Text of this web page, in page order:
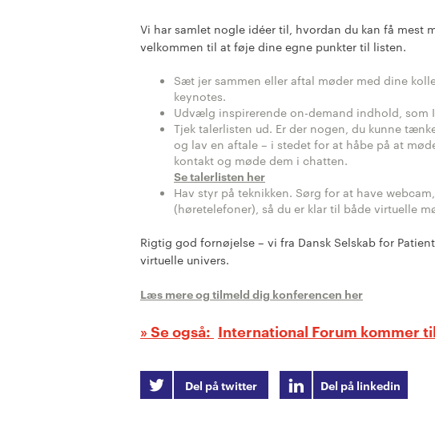
Vi har samlet nogle idéer til, hvordan du kan få mest
velkommen til at føje dine egne punkter til listen.
Sæt jer sammen eller aftal møder med dine
keynotes.
Udvælg inspirerende on-demand indhold, som
Tjek talerlisten ud. Er der nogen, du kunne
og lav en aftale – i stedet for at håbe på at
kontakt og møde dem i chatten.
Se talerlisten her
Hav styr på teknikken. Sørg for at have
(høretelefoner), så du er klar til både virtuelle
Rigtig god fornøjelse – vi fra Dansk Selskab for
virtuelle univers.
Læs mere og tilmeld dig konferencen her
International Forum kommer
Del på twitter Del på linkedin